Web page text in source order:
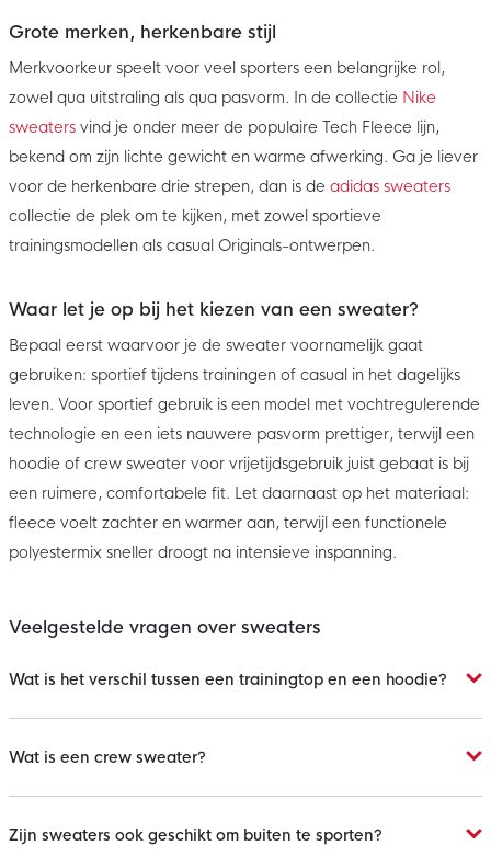
Grote merken, herkenbare stijl
Merkvoorkeur speelt voor veel sporters een belangrijke rol,
zowel qua uitstraling als qua pasvorm. In de collectie Nike
sweaters vind je onder meer de populaire Tech Fleece lijn,
bekend om zijn lichte gewicht en warme afwerking. Ga je liever
voor de herkenbare drie strepen, dan is de adidas sweaters
collectie de plek om te kijken, met zowel sportieve
trainingsmodellen als casual Originals-ontwerpen.
Waar let je op bij het kiezen van een sweater?
Bepaal eerst waarvoor je de sweater voornamelijk gaat
gebruiken: sportief tijdens trainingen of casual in het dagelijks
leven. Voor sportief gebruik is een model met vochtregulerende
technologie en een iets nauwere pasvorm prettiger, terwijl een
hoodie of crew sweater voor vrijetijdsgebruik juist gebaat is bij
een ruimere, comfortabele fit. Let daarnaast op het materiaal:
fleece voelt zachter en warmer aan, terwijl een functionele
polyestermix sneller droogt na intensieve inspanning.
Veelgestelde vragen over sweaters
Wat is het verschil tussen een trainingtop en een hoodie?
Wat is een crew sweater?
Zijn sweaters ook geschikt om buiten te sporten?